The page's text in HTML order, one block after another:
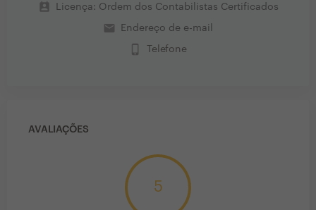
perm_contact_calendar Licença: Ordem dos Contabilistas Certificados
email Endereço de e-mail
phone_iphone Telefone
AVALIAÇÕES
5